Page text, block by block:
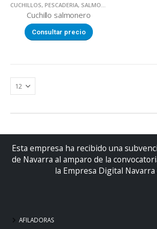
CUCHILLOS, PESCADERIA, SALMONEROS
Cuchillo salmonero
Consultar precio
Esta empresa ha recibido una
de Navarra al amparo de la
la Empresa Digital Navarra
AFILADORAS